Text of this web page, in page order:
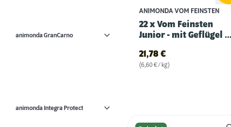
animonda GranCarno
animonda Integra Protect
ANIMONDA VOM FEINSTEN
22 x Vom Feinsten
Junior - mit Geflügel &
21,78 €
(6,60 € / kg)